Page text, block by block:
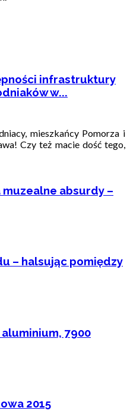
infrastruktury
w...
mieszkańcy Pomorza i
Czy też macie dość tego,
absurdy –
– halsując pomiędzy
7900
2015